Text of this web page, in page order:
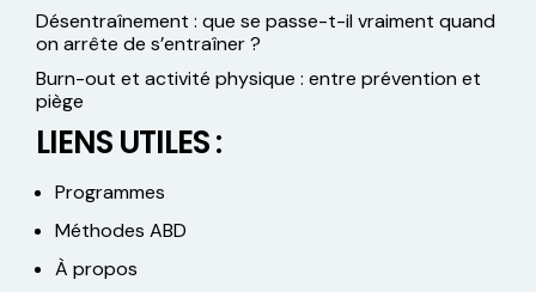
Désentraînement : que se passe-t-il vraiment quand
on arrête de s’entraîner ?
Burn-out et activité physique : entre prévention et
piège
LIENS UTILES :
Programmes
Méthodes ABD
À propos